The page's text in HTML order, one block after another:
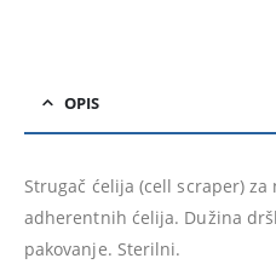
OPIS
Strugač ćelija (cell scraper)
adherentnih ćelija. Dužina
pakovanje. Sterilni.